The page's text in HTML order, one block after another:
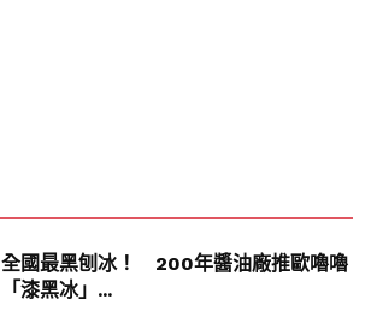
全國最黑刨冰！ 200年醬油廠推歐嚕嚕
「漆黑冰」...